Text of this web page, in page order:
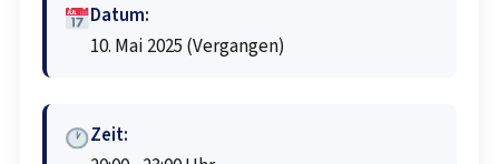
Datum:
10. Mai 2025 (Vergangen)
Zeit: